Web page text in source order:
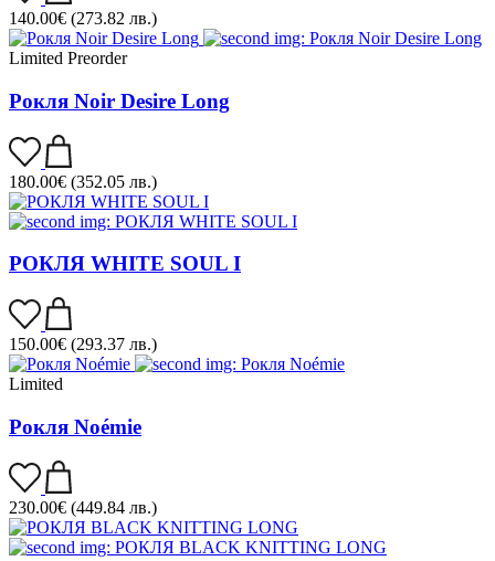
140.00€ (273.82 лв.)
Limited Preorder
Рокля Noir Desire Long
180.00€ (352.05 лв.)
РОКЛЯ WHITE SOUL I
150.00€ (293.37 лв.)
Limited
Рокля Noémie
230.00€ (449.84 лв.)